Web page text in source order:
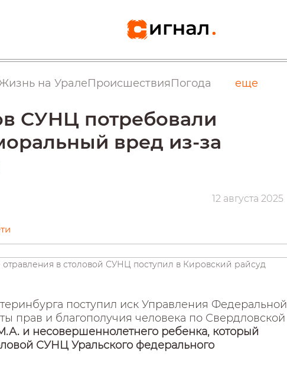
на УралеПроисшествияПогода еще
СУНЦ потребовали
вред из-за
12 августа 2025
отравления в столовой СУНЦ поступил в Кировский райсуд
поступил иск Управления Федеральной
прав и благополучия человека по Свердловской
и несовершеннолетнего ребенка, который
СУНЦ Уральского федерального